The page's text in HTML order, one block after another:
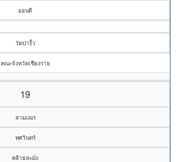
ออนดี
วัดป่างิ้ว
คณะจังหวัดเชียงราย
19
สามเณร
ทศวินทร์
คล้ายละมั่ง